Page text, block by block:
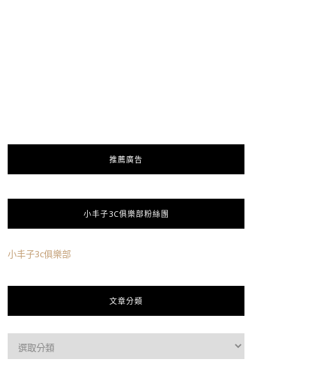
推薦廣告
小丰子3C俱樂部粉絲團
小丰子3c俱樂部
文章分類